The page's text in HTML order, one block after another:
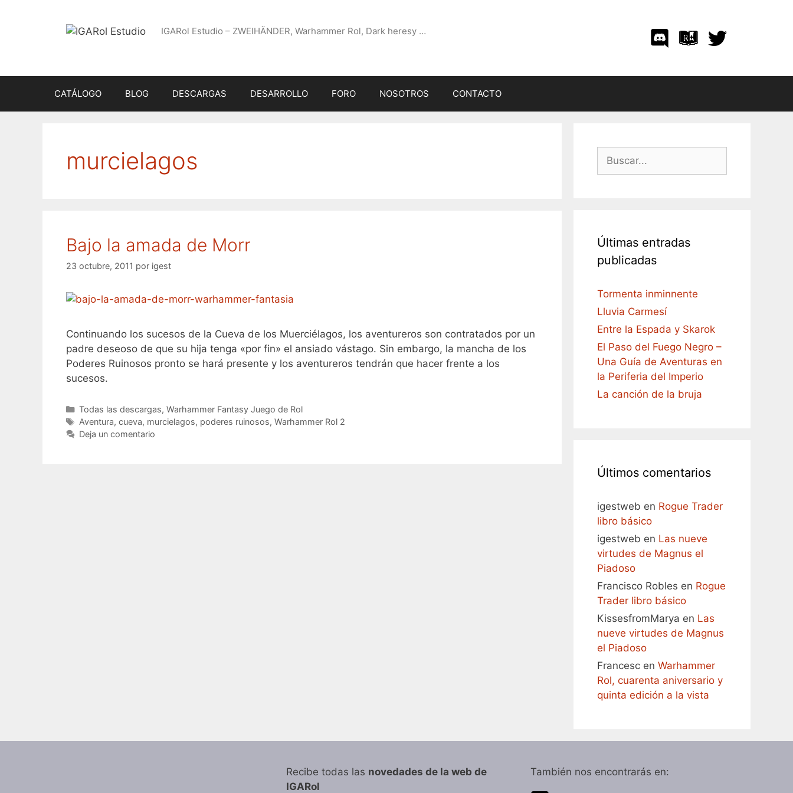
IGARol Estudio – ZWEIHÄNDER, Warhammer Rol, Dark heresy …
CATÁLOGO BLOG DESCARGAS DESARROLLO FORO NOSOTROS CONTACTO
murcielagos
Bajo la amada de Morr
23 octubre, 2011 por igest
Continuando los sucesos de la Cueva de los Muerciélagos, los aventureros son contratados por un
padre deseoso de que su hija tenga «por fin» el ansiado vástago. Sin embargo, la mancha de los
Poderes Ruinosos pronto se hará presente y los aventureros tendrán que hacer frente a los
sucesos.
Categorías
Todas las descargas, Warhammer Fantasy Juego de Rol
Etiquetas
Aventura, cueva, murcielagos, poderes ruinosos, Warhammer Rol 2
Deja un comentario
Buscar:
Últimas entradas
publicadas
Tormenta inminnente
Lluvia Carmesí
Entre la Espada y Skarok
El Paso del Fuego Negro –
Una Guía de Aventuras en
la Periferia del Imperio
La canción de la bruja
Últimos comentarios
igestweb en Rogue Trader
libro básico
igestweb en Las nueve
virtudes de Magnus el
Piadoso
Francisco Robles en Rogue
Trader libro básico
KissesfromMarya en Las
nueve virtudes de Magnus
el Piadoso
Francesc en Warhammer
Rol, cuarenta aniversario y
quinta edición a la vista
Recibe todas las novedades de la web de
IGARol
También nos encontrarás en: